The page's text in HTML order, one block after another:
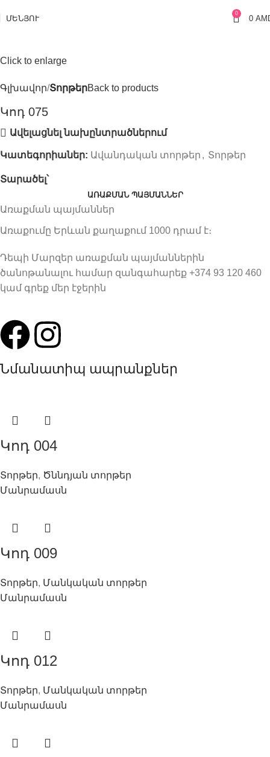
ՄԵՆՅՈՒ
0
0
Click to enlarge
Գլխավոր ՏորթերBack to products
Կոդ 075
Ավելացնել նախընտրածներում
Կատեգորիաներ: Ավանդական տորթեր , Տորթեր
Տարածել՝
ԱՌԱՔՄԱՆ ՊԱՅՄԱՆՆԵՐ
Առաքման պայմաններ
Առաքումը Երևան քաղաքում 1000 դրամ է։
Դեպի Մարզեր առաքման պայմաններին
ծանոթանալու համար զանգահարեք +374 93 120 460
կամ գրեք մեր էջերին
Նմանատիպ ապրանքներ
Կոդ 004
Տորթեր, Ծննդյան տորթեր
Մանրամասն
Կոդ 009
Տորթեր, Մանկական տորթեր
Մանրամասն
Կոդ 012
Տորթեր, Մանկական տորթեր
Մանրամասն